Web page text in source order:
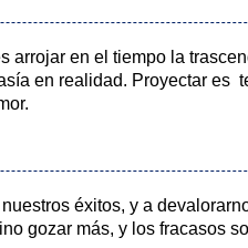
arrojar en el tiempo la
en realidad. Proyectar es
éxitos, y a
gozar más, y los fracasos